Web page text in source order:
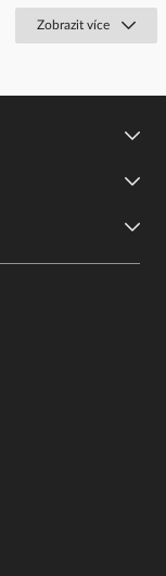
Zobrazit více